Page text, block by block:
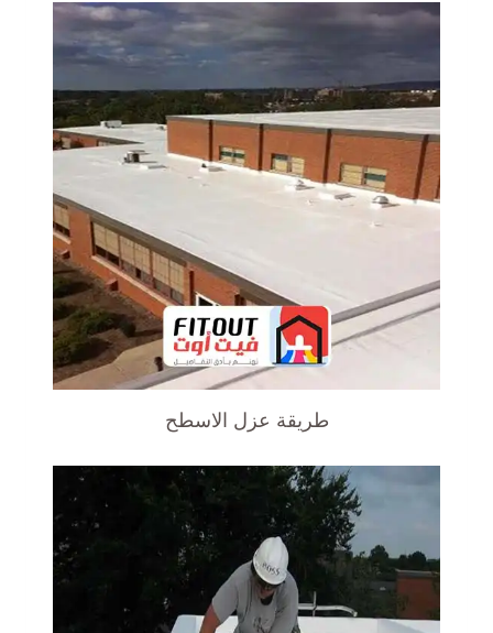
طريقة عزل الاسطح